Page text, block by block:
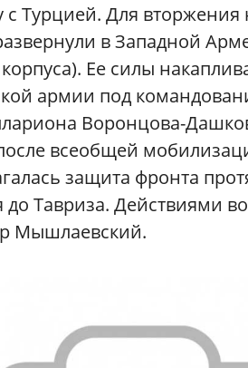
Турцией. Для вторжения
в Западной
Ее силы
армии под
Воронцова-
всеобщей
защита фронта
Тавриза. Действиями
Мышлаевский.